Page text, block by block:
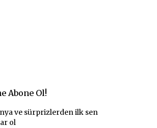
Abone Ol!
ve sürprizlerden ilk sen
ol